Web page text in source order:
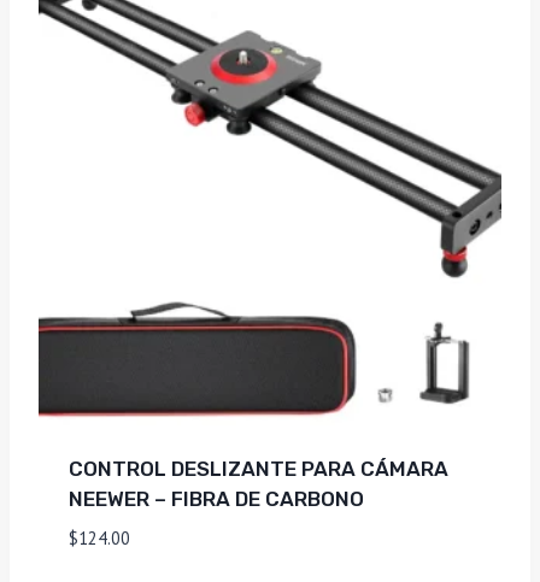
CONTROL DESLIZANTE PARA CÁMARA
NEEWER – FIBRA DE CARBONO
$124.00